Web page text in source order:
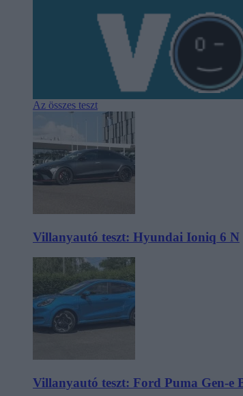
Az összes teszt
Villanyautó teszt: Hyundai Ioniq 6 N
Villanyautó teszt: Ford Puma Gen-e